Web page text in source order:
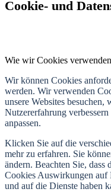
Cookie- und
Wie wir Cookies verwenden
Wir können Cookies
werden. Wir verwenden
unsere Websites
Nutzererfahrung
anpassen.
Klicken Sie auf die
mehr zu erfahren. Sie
ändern. Beachten Sie,
Cookies Auswirkungen auf
und auf die Dienste haben